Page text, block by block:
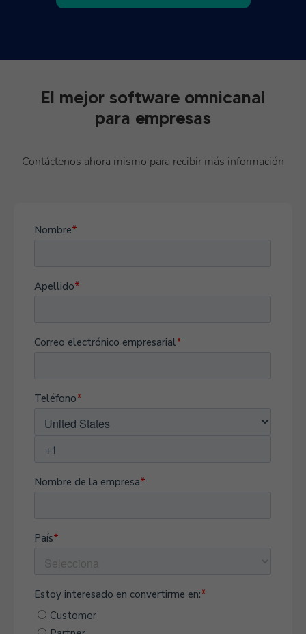
El mejor software omnicanal
para empresas
Contáctenos ahora mismo para recibir más información